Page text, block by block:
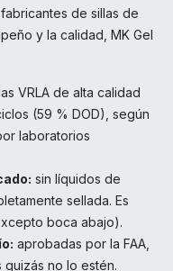
de sillas de
y la calidad, MK Gel
VRLA de alta calidad
(59 % DOD), según
laboratorios
sin líquidos de
sellada. Es
boca abajo).
aprobadas por la FAA,
quizás no lo estén.